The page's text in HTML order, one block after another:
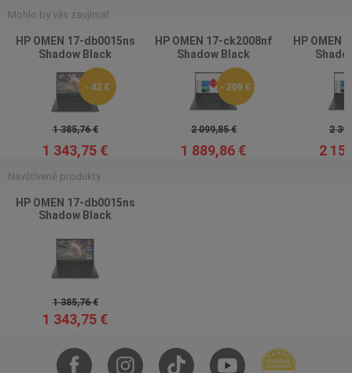
Mohlo by vás zaujímať
HP OMEN 17-db0015ns
Shadow Black
- 42 €
1 385,76 €
1 343,75 €
HP OMEN 17-ck2008nf
Shadow Black
- 209 €
2 099,85 €
1 889,86 €
HP OMEN
2
2
Navštívené produkty
HP OMEN 17-db0015ns
Shadow Black
1 385,76 €
1 343,75 €